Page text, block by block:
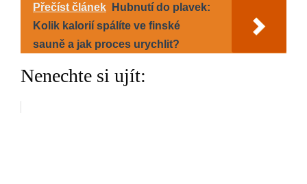
Přečíst článek
Hubnutí do plavek:
Kolik kalorií spálíte ve finské
sauně a jak proces urychlit?
Nenechte si ujít: